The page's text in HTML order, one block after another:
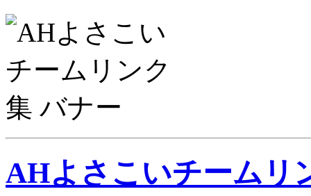
AHよさこいチームリ